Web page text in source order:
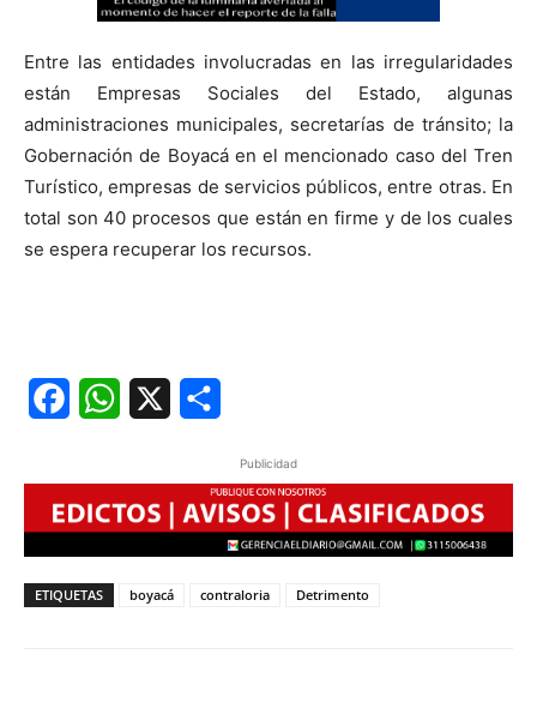
Entre las entidades involucradas en las irregularidades
están Empresas Sociales del Estado, algunas
administraciones municipales, secretarías de tránsito; la
Gobernación de Boyacá en el mencionado caso del Tren
Turístico, empresas de servicios públicos, entre otras. En
total son 40 procesos que están en firme y de los cuales
se espera recuperar los recursos.
FacebookWhatsApp
Publicidad
ETIQUETAS boyacá contraloria Detrimento